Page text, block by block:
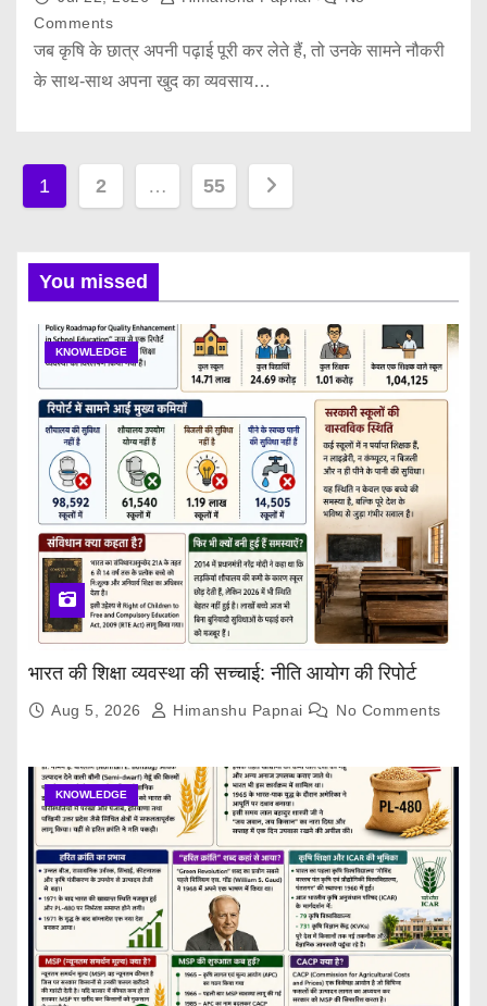
Comments
जब कृषि के छात्र अपनी पढ़ाई पूरी कर लेते हैं, तो उनके सामने नौकरी
के साथ-साथ अपना खुद का व्यवसाय…
o
1 2 … 55
You missed
KNOWLEDGE
भारत की शिक्षा व्यवस्था की सच्चाई: नीति आयोग की रिपोर्ट
Aug 5, 2026 Himanshu Papnai No Comments
KNOWLEDGE